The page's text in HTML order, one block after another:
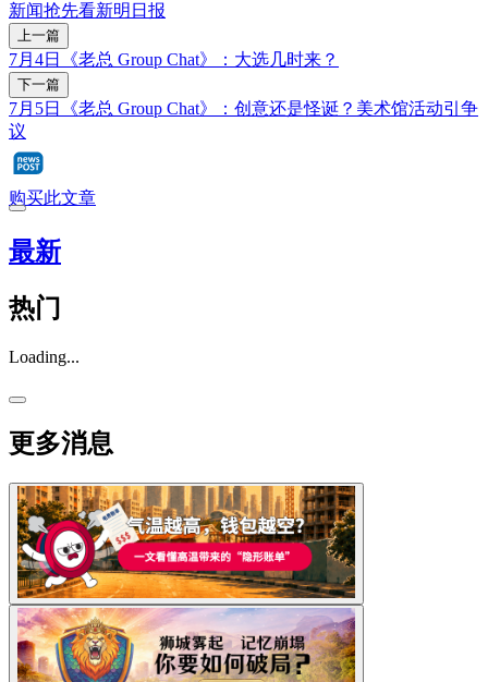
新闻抢先看新明日报
上一篇
7月4日《老总 Group Chat》：大选几时来？
下一篇
7月5日《老总 Group Chat》：创意还是怪诞？美术馆活动引争
议
购买此文章
最新
热门
Loading...
更多消息